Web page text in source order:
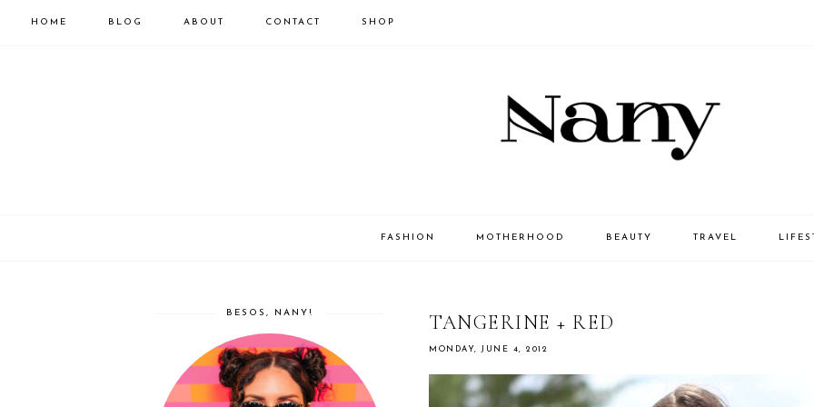
HOME BLOG ABOUT CONTACT SHOP
FASHION MOTHERHOOD BEAUTY TRAVEL
TANGERINE + RED
MONDAY, JUNE 4, 2012
BESOS, NANY!